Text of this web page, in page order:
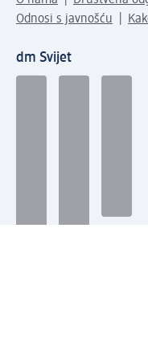
Odnosi s javnošću
dm Svijet